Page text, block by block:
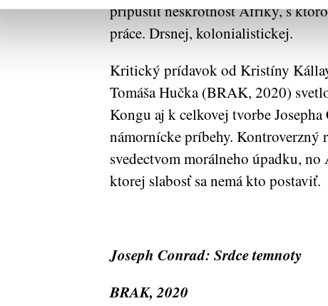
pripustiť neskrotnosť Afriky, s
práce. Drsnej, kolonialistickej.
Kritický prídavok od Kristíny
Tomáša Hučka (BRAK, 2020)
Kongu aj k celkovej tvorbe
námornícke príbehy. Kontroverzný
svedectvom morálneho úpadku,
ktorej slabosť sa nemá kto postaviť.
Joseph Conrad: Srdce temnoty
BRAK, 2020